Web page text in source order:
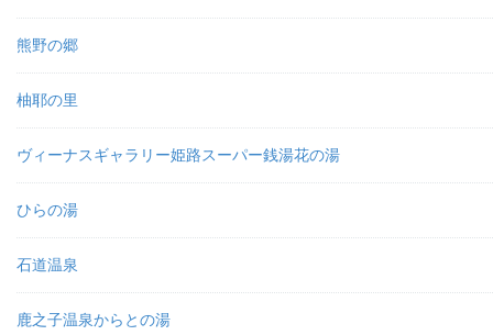
熊野の郷
柚耶の里
ヴィーナスギャラリー姫路スーパー銭湯花の湯
ひらの湯
石道温泉
鹿之子温泉からとの湯